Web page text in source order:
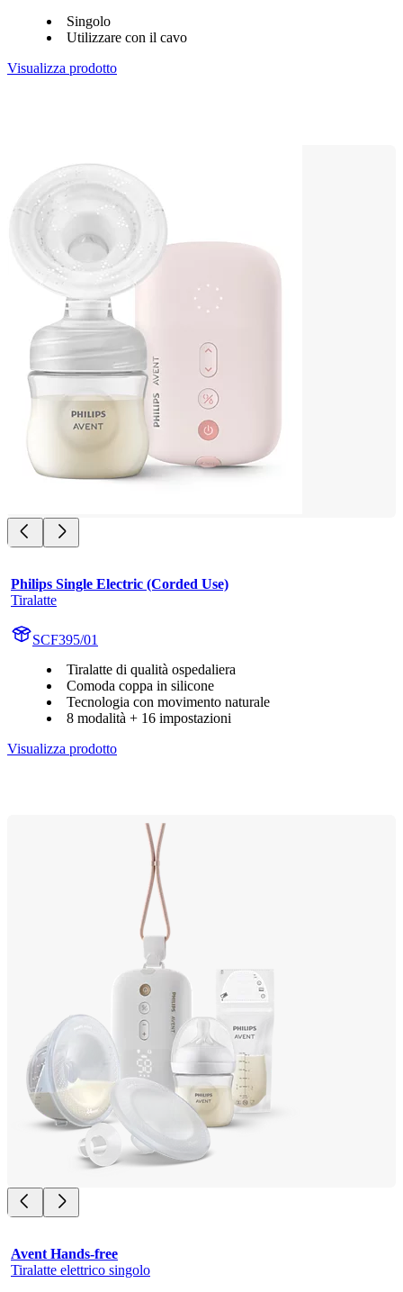
Singolo
Utilizzare con il cavo
Visualizza prodotto
Philips Single Electric (Corded Use)
Tiralatte
SCF395/01
Tiralatte di qualità ospedaliera
Comoda coppa in silicone
Tecnologia con movimento naturale
8 modalità + 16 impostazioni
Visualizza prodotto
Avent Hands-free
Tiralatte elettrico singolo